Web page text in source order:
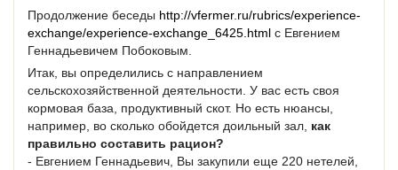
Продолжение беседы http://vfermer.ru/rubrics/experience-
exchange/experience-exchange_6425.html с Евгением
Геннадьевичем Побоковым.
Итак, вы определились с направлением
сельскохозяйственной деятельности. У вас есть своя
кормовая база, продуктивный скот. Но есть нюансы,
например, во сколько обойдется доильный зал, как
правильно составить рацион?
- Евгением Геннадьевич, Вы закупили еще 220 нетелей,